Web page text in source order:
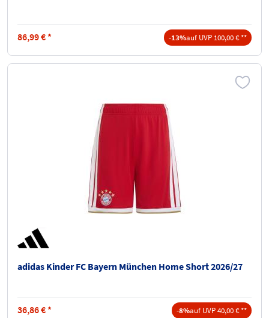
86,99€ * -13%auf UVP 100,00 € **
adidas Kinder FC Bayern München Home Short 2026/27
36,86€ * -8%auf UVP 40,00 € **